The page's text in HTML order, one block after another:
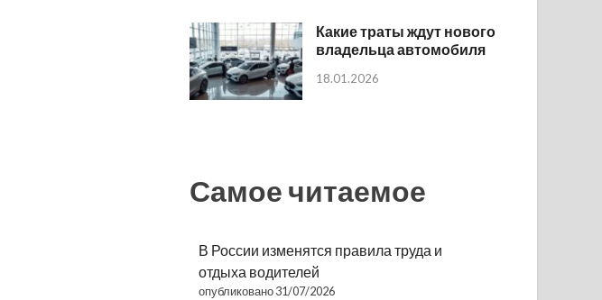
Какие траты ждут нового
владельца автомобиля
18.01.2026
Самое читаемое
В России изменятся правила труда и
отдыха водителей
опубликовано 31/07/2026